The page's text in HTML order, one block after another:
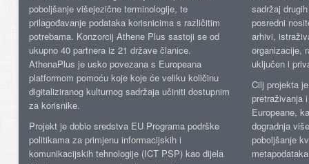
poboljšanje višejezične terminologije, te
prilagođavanje podataka korisnicima s različitim
potrebama. Konzorcij Athene Plus sastoji se od
ukupno 40 partnera iz 21 države članice.
AthenaPlus je usko povezana s Europeana
platformom pomoću koje koje će veliku količinu
digitaliziranog kulturnog sadržaja učiniti dostupnim
za korisnike.
Projekt je dobio sredstva EU Programa podrške
politikama za primjenu informacijskih i
komunikacijskih tehnologije (ICT PSP) kao dijela
sadržaj
posredni
arhivi,
organizacije,
uključen i
Cilj projekta
pretraživanja
Europeane,
dogradnja
poboljšanje